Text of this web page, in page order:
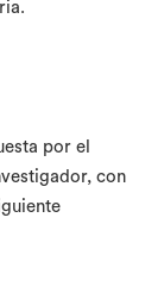
por el
con